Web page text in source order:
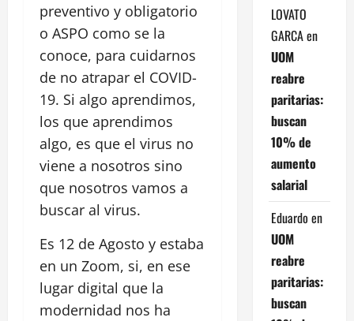
preventivo y obligatorio
o ASPO como se la
conoce, para cuidarnos
de no atrapar el COVID-
19. Si algo aprendimos,
los que aprendimos
algo, es que el virus no
viene a nosotros sino
que nosotros vamos a
buscar al virus.
Es 12 de Agosto y estaba
en un Zoom, si, en ese
lugar digital que la
modernidad nos ha
LOVATO
GARCAen
UOM
reabre
paritarias:
buscan
10% de
aumento
salarial
Eduardo en
UOM
reabre
paritarias:
buscan